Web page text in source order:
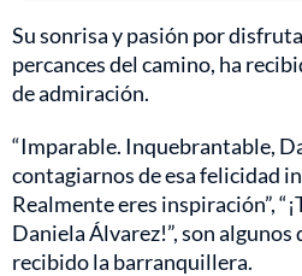
Su sonrisa y pasión por
percances del camino, ha
de admiración.
“Imparable. Inquebrantable,
contagiarnos de esa felicidad
Realmente eres inspiración”,
Daniela Álvarez!”, son algunos
recibido la barranquillera.